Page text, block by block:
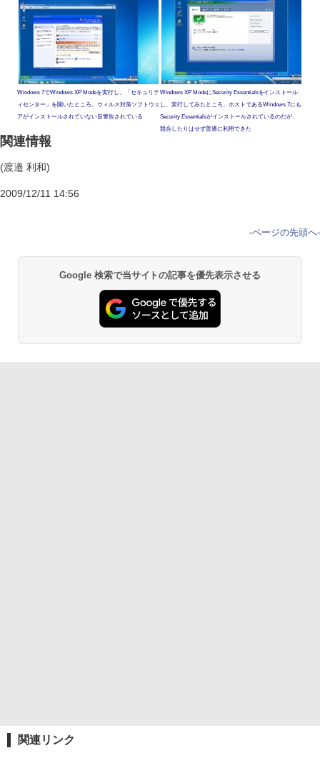
Windows 7でWindows XP Modeを実行し、「セキュリテ
ィセンター」を開いたところ。ウィルス対策ソフトウェ
アがインストールされていない旨警告されている
Windows XP ModeにSecurity Essentialsをインストール
し、実行してみたところ。ホストであるWindows 7にも
Security Essentialsがインストールされているのだが、
競合したりはせず普通に利用できた
関連情報
(渡邉 利和)
2009/12/11 14:56
-ページの先頭へ-
Google 検索で当サイトの記事を優先表示させる
関連リンク